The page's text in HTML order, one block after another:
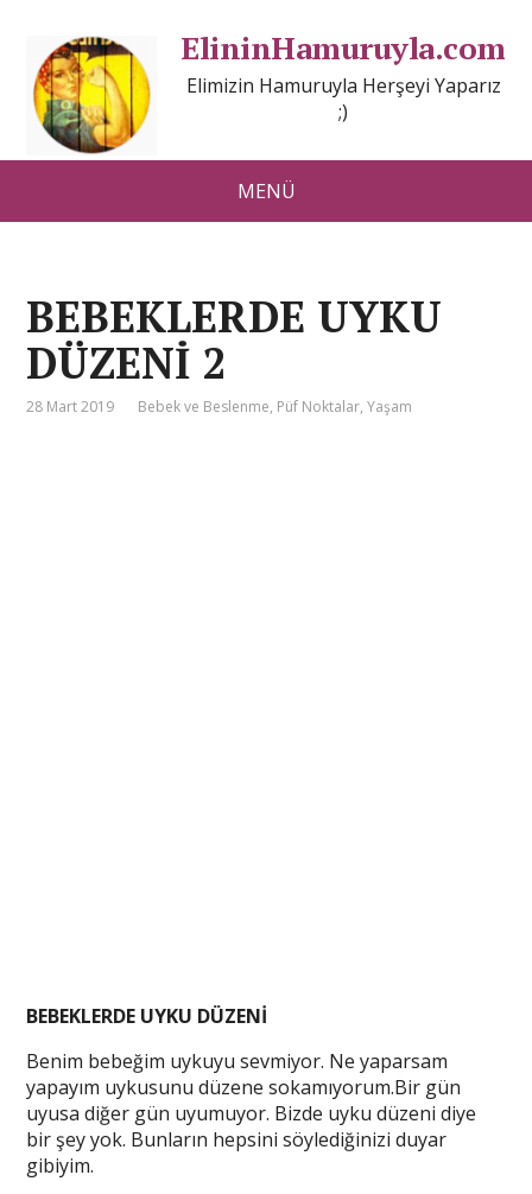
ElininHamuruyla.com
Elimizin Hamuruyla Herşeyi Yaparız
;)
MENÜ
BEBEKLERDE UYKU
DÜZENİ 2
28 Mart 2019 Bebek ve Beslenme, Püf Noktalar,Yaşam
BEBEKLERDE UYKU DÜZENİ
Benim bebeğim uykuyu sevmiyor. Ne yaparsam
yapayım uykusunu düzene sokamıyorum.Bir gün
uyusa diğer gün uyumuyor. Bizde uyku düzeni diye
bir şey yok. Bunların hepsini söylediğinizi duyar
gibiyim.